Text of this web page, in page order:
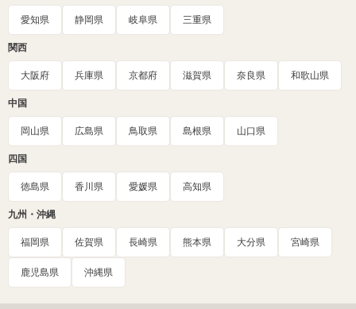
愛知県 静岡県 岐阜県 三重県
関西
大阪府 兵庫県 京都府 滋賀県 奈良県 和歌山県
中国
岡山県 広島県 鳥取県 島根県 山口県
四国
徳島県 香川県 愛媛県 高知県
九州・沖縄
福岡県 佐賀県 長崎県 熊本県 大分県 宮崎県
鹿児島県 沖縄県